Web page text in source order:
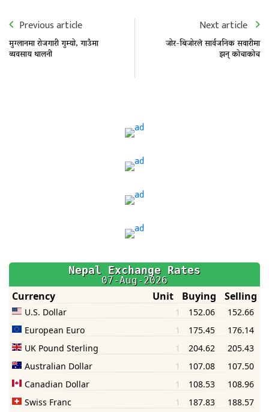
Previous article
मुग्लानमा रोजगारी गुम्यो, गाउँमा
व्यवसाय थालनी
Next article
जोर-बिजोरले सार्वजनिक सवारीमा
झन् कोचाकोच